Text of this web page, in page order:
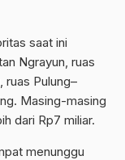
saat ini
Ngrayun, ruas
ruas Pulung–
Masing-masing
dari Rp7 miliar.
menunggu